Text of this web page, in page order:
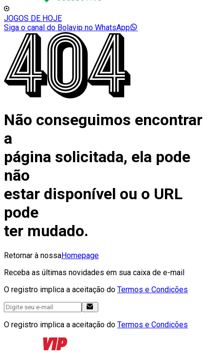
JOGOS DE HOJE
Siga o canal do Bolavip no WhatsApp
Não conseguimos encontrar
a
página solicitada, ela pode
não
estar disponível ou o URL
pode
ter mudado.
Retornar à nossaHomepage
Receba as últimas novidades em sua caixa de e-mail
O registro implica a aceitação do Termos e Condições
O registro implica a aceitação do Termos e Condições